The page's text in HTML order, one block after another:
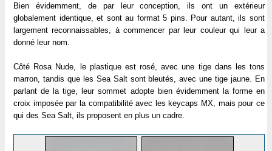
Bien évidemment, de par leur conception, ils ont un extérieur
globalement identique, et sont au format 5 pins. Pour autant, ils sont
largement reconnaissables, à commencer par leur couleur qui leur a
donné leur nom.
Côté Rosa Nude, le plastique est rosé, avec une tige dans les tons
marron, tandis que les Sea Salt sont bleutés, avec une tige jaune. En
parlant de la tige, leur sommet adopte bien évidemment la forme en
croix imposée par la compatibilité avec les keycaps MX, mais pour ce
qui des Sea Salt, ils proposent en plus un cadre.